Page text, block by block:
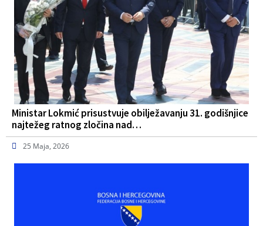
Ministar Lokmić prisustvuje obilježavanju 31. godišnjice
najtežeg ratnog zločina nad…
25 Maja, 2026